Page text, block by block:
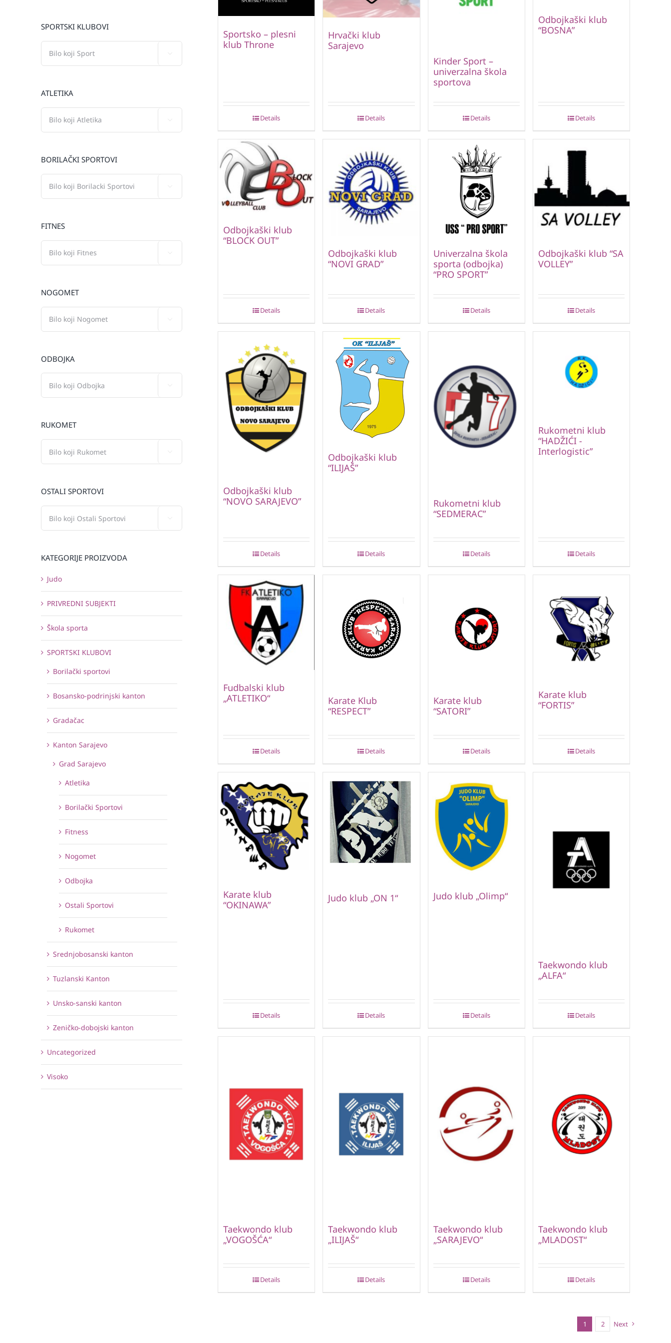
Sportsko – plesni
klub Throne
Details
Hrvački klub
Sarajevo
Details
Kinder Sport –
univerzalna škola
sportova
Details
Odbojkaški klub
“BOSNA”
Details
Odbojkaški klub
“BLOCK OUT”
Details
Odbojkaški klub
“NOVI GRAD”
Details
Univerzalna škola
sporta (odbojka)
“PRO SPORT”
Details
Odbojkaški klub “SA
VOLLEY”
Details
Odbojkaški klub
“NOVO SARAJEVO”
Details
Odbojkaški klub
“ILIJAŠ”
Details
Rukometni klub
“SEDMERAC”
Details
Rukometni klub
“HADŽIĆI -
Interlogistic”
Details
Fudbalski klub
„ATLETIKO“
Details
Karate Klub
“RESPECT”
Details
Karate klub
“SATORI”
Details
Karate klub
“FORTIS”
Details
Karate klub
“OKINAWA”
Details
Judo klub „ON 1“
Details
Judo klub „Olimp“
Details
Taekwondo klub
„ALFA“
Details
Taekwondo klub
„VOGOŠĆA“
Details
Taekwondo klub
„ILIJAŠ“
Details
Taekwondo klub
„SARAJEVO“
Details
Taekwondo klub
„MLADOST“
Details
1 2 Next
SPORTSKI KLUBOVI
ATLETIKA
BORILAČKI SPORTOVI
FITNES
NOGOMET
ODBOJKA
RUKOMET
OSTALI SPORTOVI
KATEGORIJE PROIZVODA
Judo
PRIVREDNI SUBJEKTI
Škola sporta
SPORTSKI KLUBOVI
Borilački sportovi
Bosansko-podrinjski kanton
Gradačac
Kanton Sarajevo
Grad Sarajevo
Atletika
Borilački Sportovi
Fitness
Nogomet
Odbojka
Ostali Sportovi
Rukomet
Srednjobosanski kanton
Tuzlanski Kanton
Unsko-sanski kanton
Zeničko-dobojski kanton
Uncategorized
Visoko